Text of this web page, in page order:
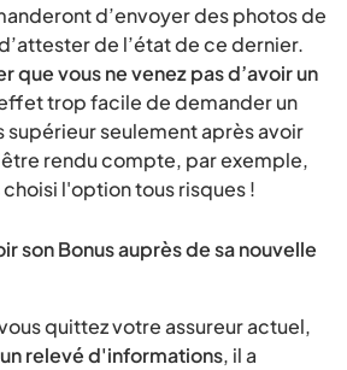
d’envoyer des photos de
de l’état de ce dernier.
que vous ne venez pas d’avoir un
trop facile de demander un
supérieur seulement après avoir
rendu compte, par exemple,
choisi l'option tous risques !
son Bonus auprès de sa nouvelle
quittez votre assureur actuel,
relevé d'informations, il a